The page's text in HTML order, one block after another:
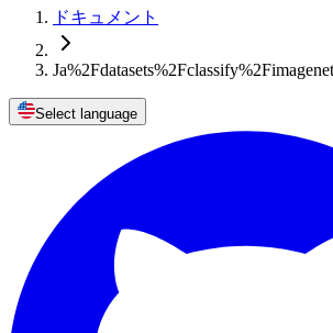
ドキュメント
Select language